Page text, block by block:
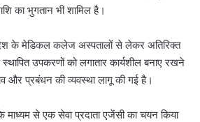
का भुगतान भी शामिल है।
के मेडिकल कलेज अस्पतालों से लेकर अतिरिक्त
उपकरणों को लगातार कार्यशील बनाए रखने
और प्रबंधन की व्यवस्था लागू की गई है।
माध्यम से एक सेवा प्रदाता एजेंसी का चयन किया